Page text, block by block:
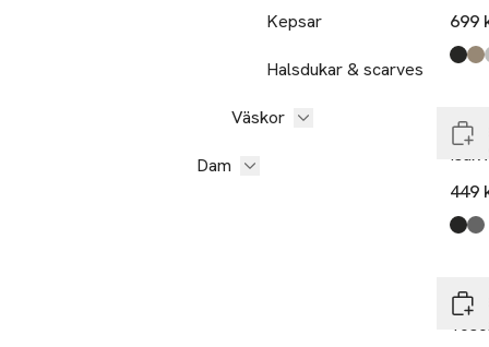
Kepsar
Halsdukar & scarves
Väskor
Dam
699
Black
Light
Isak
449